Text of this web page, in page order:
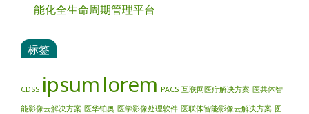
能化全生命周期管理平台
标签
CDSS ipsum lorem PACS 互联网医疗解决方案 医共体智
能影像云解决方案 医华铂奥 医学影像处理软件 医联体智能影像云解决方案 图